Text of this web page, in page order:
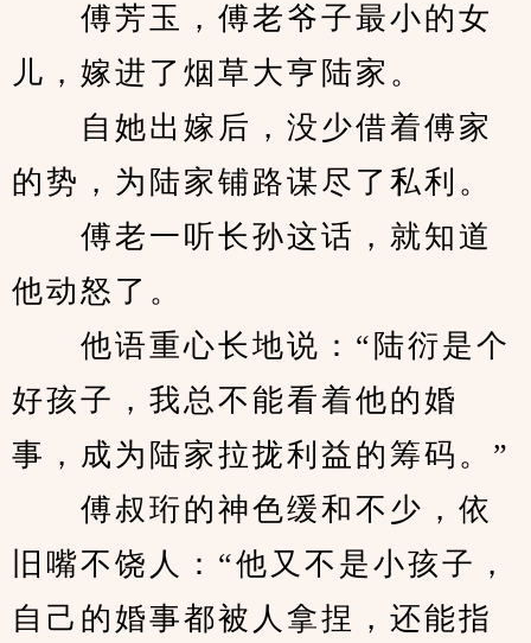
傅芳玉，傅老爷子最小的女
儿，嫁进了烟草大亨陆家。
自她出嫁后，没少借着傅家
的势，为陆家铺路谋尽了私利。
傅老一听长孙这话，就知道
他动怒了。
他语重心长地说：“陆衍是个
好孩子，我总不能看着他的婚
事，成为陆家拉拢利益的筹码。”
傅叔珩的神色缓和不少，依
旧嘴不饶人：“他又不是小孩子，
自己的婚事都被人拿捏，还能指